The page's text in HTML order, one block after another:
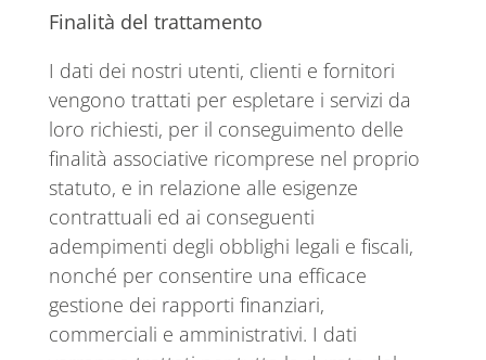
Finalità del trattamento
I dati dei nostri utenti, clienti e fornitori
vengono trattati per espletare i servizi da
loro richiesti, per il conseguimento delle
finalità associative ricomprese nel proprio
statuto, e in relazione alle esigenze
contrattuali ed ai conseguenti
adempimenti degli obblighi legali e fiscali,
nonché per consentire una efficace
gestione dei rapporti finanziari,
commerciali e amministrativi. I dati